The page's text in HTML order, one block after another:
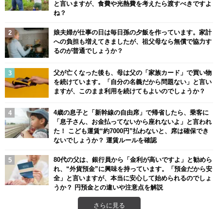
と言いますが、食費や光熱費を考えたら渡すべきですよ
ね？
娘夫婦が仕事の日は毎日孫の夕飯を作っています。家計
への負担も増えてきましたが、祖父母なら無償で協力す
るのが普通でしょうか？
父が亡くなった後も、母は父の「家族カード」で買い物
を続けています。「自分の名義だから問題ない」と言い
ますが、このまま利用を続けてもよいのでしょうか？
4歳の息子と「新幹線の自由席」で帰省したら、乗客に
「息子さん、お金払ってないから座れないよ」と言われ
た！ こども運賃“約7000円”払わないと、席は確保でき
ないでしょうか？ 運賃ルールを確認
80代の父は、銀行員から「金利が高いですよ」と勧めら
れ、“外貨預金”に興味を持っています。「預金だから安
全」と言いますが、本当に安心して始められるのでしょ
うか？ 円預金との違いや注意点を解説
さらに見る